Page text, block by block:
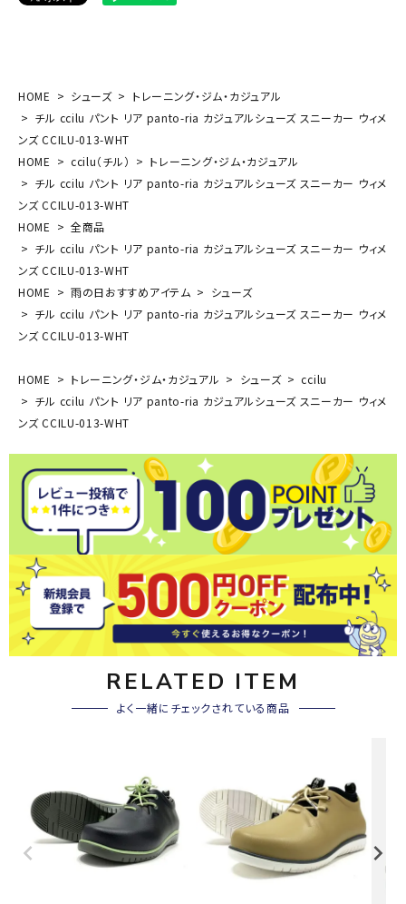
HOME シューズ
トレーニング・ジム・カジュアル
チル ccilu パント リア panto-ria カジュアルシューズ スニーカー ウィメ
ンズ CCILU-013-WHT
HOME
ccilu（チル）
トレーニング・ジム・カジュアル
チル ccilu パント リア panto-ria カジュアルシューズ スニーカー ウィメ
ンズ CCILU-013-WHT
HOME
全商品
チル ccilu パント リア panto-ria カジュアルシューズ スニーカー ウィメ
ンズ CCILU-013-WHT
HOME
雨の日おすすめアイテム
シューズ
チル ccilu パント リア panto-ria カジュアルシューズ スニーカー ウィメ
ンズ CCILU-013-WHT
HOME トレーニング・ジム・カジュアル シューズ
ccilu
チル ccilu パント リア panto-ria カジュアルシューズ スニーカー ウィメ
ンズ CCILU-013-WHT
RELATED ITEM
よく一緒にチェックされている商品